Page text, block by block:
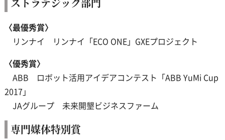
〈最優秀賞〉
リンナイ リンナイ「ECO ONE」GXEプロジェクト
〈優秀賞〉
ABB ロボット活用アイデアコンテスト「ABB YuMi Cup
2017」
JAグループ 未来開墾ビジネスファーム
専門媒体特別賞